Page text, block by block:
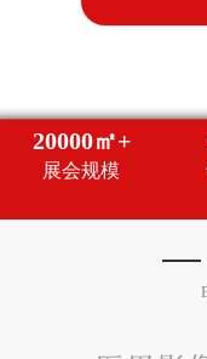
20000㎡+
展会规模